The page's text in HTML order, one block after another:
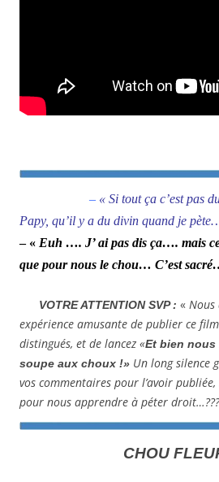
– « Si tout ça c’est pas
Papy, qu’il y a du divin quand je
– « Euh …. J’ ai pas dis ça…. mais ce
que pour nous le chou… C’est
VOTRE ATTENTION SVP : « Nous
expérience amusante de publier ce
distingués, et de lancez «Et bien nous
soupe aux choux !» Un long silence
vos commentaires pour l’avoir
pour nous apprendre à péter
CHOU